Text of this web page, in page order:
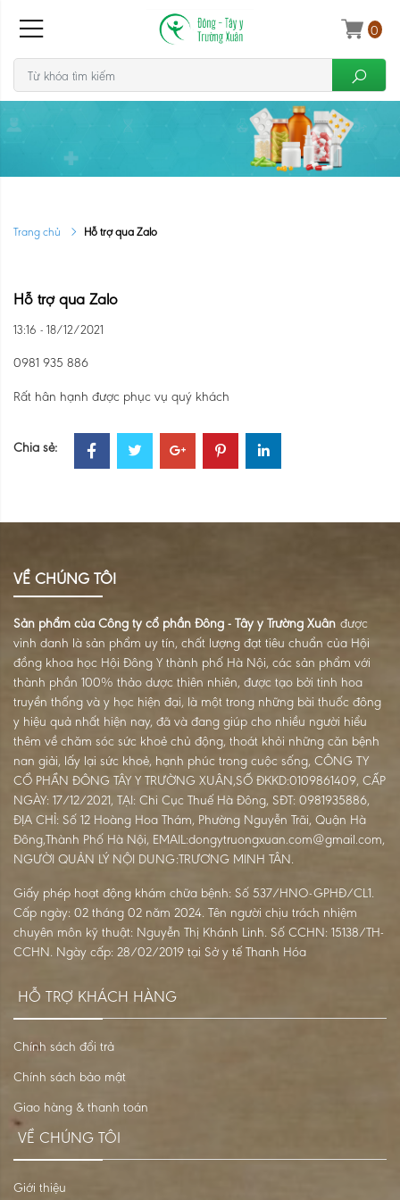
0
Trang chủ Hỗ trợ qua Zalo
Hỗ trợ qua Zalo
13:16 - 18/12/2021
0981 935 886
Rất hân hạnh được phục vụ quý khách
Chia sẻ:
VỀ CHÚNG TÔI
Sản phẩm của Công ty cổ phần Đông - Tây y Trường Xuân được
vinh danh là sản phẩm uy tín, chất lượng đạt tiêu chuẩn của Hội
đồng khoa học Hội Đông Y thành phố Hà Nội, các sản phẩm với
thành phần 100% thảo dược thiên nhiên, được tạo bởi tinh hoa
truyền thống và y học hiện đại, là một trong những bài thuốc đông
y hiệu quả nhất hiện nay, đã và đang giúp cho nhiều người hiểu
thêm về chăm sóc sức khoẻ chủ động, thoát khỏi những căn bệnh
nan giải, lấy lại sức khoẻ, hạnh phúc trong cuộc sống, CÔNG TY
CỔ PHẦN ĐÔNG TÂY Y TRƯỜNG XUÂN,SỐ ĐKKD:0109861409, CẤP
NGÀY: 17/12/2021, TẠI: Chi Cục Thuế Hà Đông, SĐT: 0981935886,
ĐỊA CHỈ: Số 12 Hoàng Hoa Thám, Phường Nguyễn Trãi, Quận Hà
Đông,Thành Phố Hà Nội, EMAIL:dongytruongxuan.com@gmail.com,
NGƯỜI QUẢN LÝ NỘI DUNG:TRƯƠNG MINH TÂN.
Giấy phép hoạt động khám chữa bệnh: Số 537/HNO-GPHĐ/CL1.
Cấp ngày: 02 tháng 02 năm 2024. Tên người chịu trách nhiệm
chuyên môn kỹ thuật: Nguyễn Thị Khánh Linh. Số CCHN: 15138/TH-
CCHN. Ngày cấp: 28/02/2019 tại Sở y tế Thanh Hóa
HỖ TRỢ KHÁCH HÀNG
Chính sách đổi trả
Chính sách bảo mật
Giao hàng & thanh toán
VỀ CHÚNG TÔI
Giới thiệu